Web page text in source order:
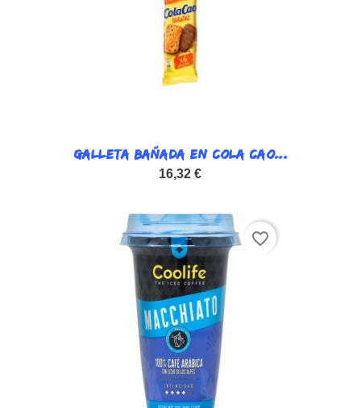
GALLETA BAÑADA EN COLA CAO...
16,32 €
favorite_border